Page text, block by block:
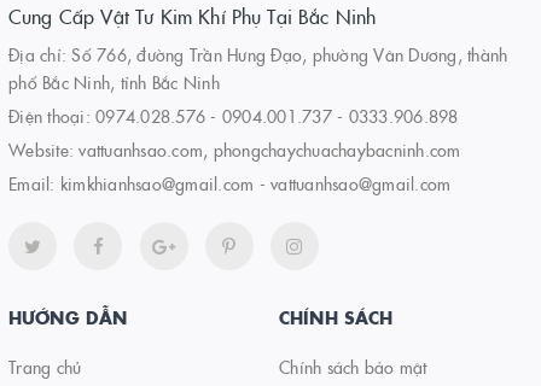
Cung Cấp Vật Tư Kim Khí Phụ Tại Bắc Ninh
Địa chỉ: Số 766, đường Trần Hưng Đạo, phường Vân Dương, thành
phố Bắc Ninh, tỉnh Bắc Ninh
Điện thoại: 0974.028.576 - 0904.001.737- 0333.906.898
Website:vattuanhsao.com, phongchaychuachaybacninh.com
Email: kimkhianhsao@gmail.com - vattuanhsao@gmail.com
HƯỚNG DẪN
Trang chủ
CHÍNH SÁCH
Chính sách bảo mật